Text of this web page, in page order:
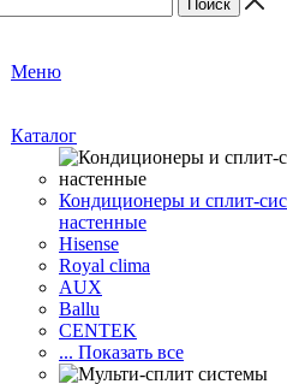
Меню
Каталог
Кондиционеры и сплит-
настенные
Hisense
Royal clima
AUX
Ballu
CENTEK
... Показать все